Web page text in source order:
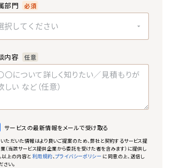
部門 必須
択してください
内容 任意
サービスの最新情報をメールで受け取る
ただいた情報はより良いご提案のため、弊社と契約するサービス提
（当該サービス提供企業から委託を受けた者を含みます）に提供し
以上の内容と利用規約、プライバシーポリシー に同意の上、送信し
さい。